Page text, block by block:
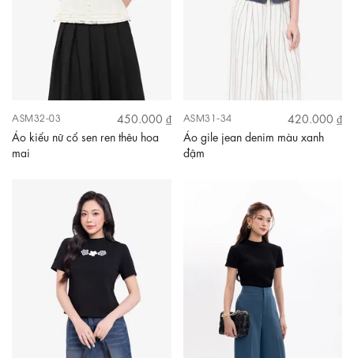
ASM32-03
450.000 ₫
Áo kiểu nữ cổ sen ren thêu hoa
mai
ASM31-34
420.000 ₫
Áo gile jean denim màu xanh
đậm